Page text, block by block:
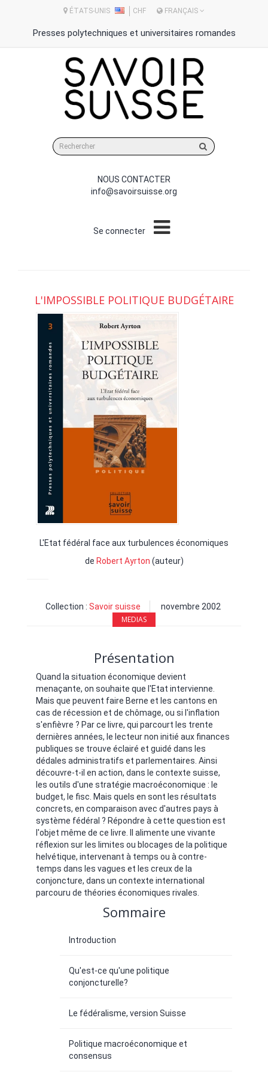
ÉTATS-UNIS CHF FRANÇAIS
Presses polytechniques et universitaires romandes
sur
site
NOUS CONTACTER
info@savoirsuisse.org
Se connecter
L'IMPOSSIBLE POLITIQUE BUDGÉTAIRE
L'Etat fédéral face aux turbulences économiques
de Robert Ayrton (auteur)
Collection : Savoir suisse novembre 2002
MEDIAS
Présentation
Quand la situation économique devient
menaçante, on souhaite que l'Etat intervienne.
Mais que peuvent faire Berne et les cantons en
cas de récession et de chômage, ou si l'inflation
s'enfièvre ? Par ce livre, qui parcourt les trente
dernières années, le lecteur non initié aux finances
publiques se trouve éclairé et guidé dans les
dédales administratifs et parlementaires. Ainsi
découvre-t-il en action, dans le contexte suisse,
les outils d'une stratégie macroéconomique : le
budget, le fisc. Mais quels en sont les résultats
concrets, en comparaison avec d'autres pays à
système fédéral ? Répondre à cette question est
l'objet même de ce livre. Il alimente une vivante
réflexion sur les limites ou blocages de la politique
helvétique, intervenant à temps ou à contre-
temps dans les vagues et les creux de la
conjoncture, dans un contexte international
parcouru de théories économiques rivales.
Sommaire
Introduction
Qu'est-ce qu'une politique
conjoncturelle?
Le fédéralisme, version Suisse
Politique macroéconomique et
consensus